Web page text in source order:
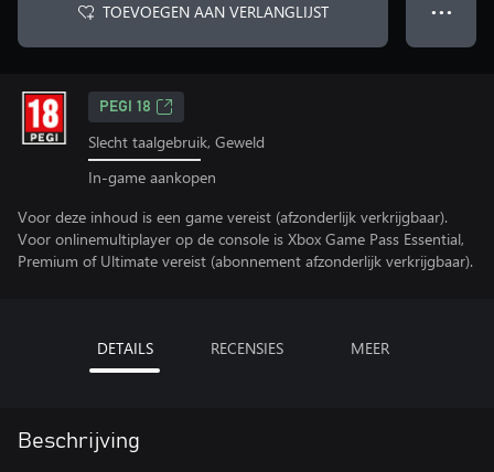
TOEVOEGEN AAN VERLANGLIJST ● ● ●
PEGI 18
Slecht taalgebruik, Geweld
In-game aankopen
Voor deze inhoud is een game vereist (afzonderlijk verkrijgbaar).
Voor onlinemultiplayer op de console is Xbox Game Pass Essential,
Premium of Ultimate vereist (abonnement afzonderlijk verkrijgbaar).
DETAILS RECENSIES MEER
Beschrijving